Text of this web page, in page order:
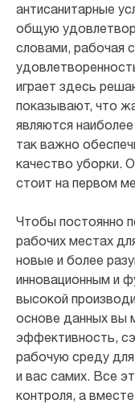
антисанитарные
общую
словами, рабочая
играет здесь
показывают, что
являются
так важно
качество уборки.
стоит на первом
Чтобы постоянно
рабочих местах
новые и более
инновационным и
высокой
основе данных вы
эффективность,
рабочую среду
и вас самих. Все
контроля, а